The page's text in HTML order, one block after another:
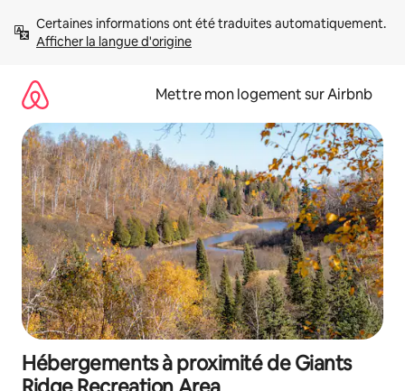
directement
Afficher la langue d'origine
Mettre mon logement sur Airbnb
Hébergements à proximité de Giants